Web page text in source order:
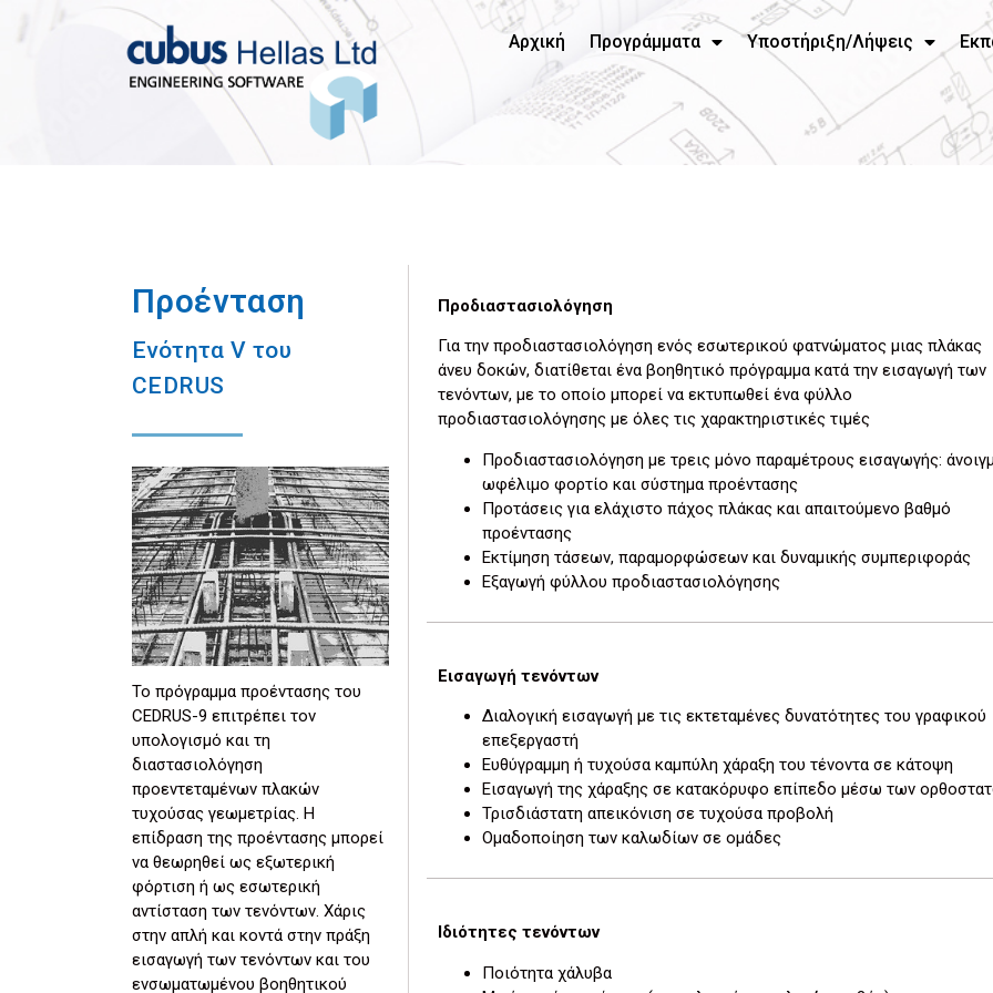
Αρχική Προγράμματα Υποστήριξη/Λήψεις
Προένταση
Ενότητα V του
CEDRUS
Το πρόγραμμα προέντασης του
CEDRUS-9 επιτρέπει τον
υπολογισμό και τη
διαστασιολόγηση
προεντεταμένων πλακών
τυχούσας γεωμετρίας. Η
επίδραση της προέντασης μπορεί
να θεωρηθεί ως εξωτερική
φόρτιση ή ως εσωτερική
αντίσταση των τενόντων. Χάρις
στην απλή και κοντά στην πράξη
εισαγωγή των τενόντων και του
ενσωματωμένου βοηθητικού
Προδιαστασιολόγηση
Για την προδιαστασιολόγηση ενός εσωτερικού φατνώματος μιας πλάκας
άνευ δοκών, διατίθεται ένα βοηθητικό πρόγραμμα κατά την εισαγωγή των
τενόντων, με το οποίο μπορεί να εκτυπωθεί ένα φύλλο
προδιαστασιολόγησης με όλες τις χαρακτηριστικές τιμές
Προδιαστασιολόγηση με τρεις μόνο παραμέτρους εισαγωγής:
ωφέλιμο φορτίο και σύστημα προέντασης
Προτάσεις για ελάχιστο πάχος πλάκας και απαιτούμενο βαθμό
προέντασης
Εκτίμηση τάσεων, παραμορφώσεων και δυναμικής συμπεριφοράς
Εξαγωγή φύλλου προδιαστασιολόγησης
Εισαγωγή τενόντων
Διαλογική εισαγωγή με τις εκτεταμένες δυνατότητες του γραφικού
επεξεργαστή
Ευθύγραμμη ή τυχούσα καμπύλη χάραξη του τένοντα σε κάτοψη
Εισαγωγή της χάραξης σε κατακόρυφο επίπεδο μέσω των
Τρισδιάστατη απεικόνιση σε τυχούσα προβολή
Ομαδοποίηση των καλωδίων σε ομάδες
Ιδιότητες τενόντων
Ποιότητα χάλυβα